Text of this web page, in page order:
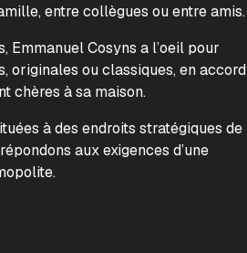
entre collègues ou entre amis.
Emmanuel Cosyns a l’oeil pour
originales ou classiques, en accord
chères à sa maison.
à des endroits stratégiques de
aux exigences d’une